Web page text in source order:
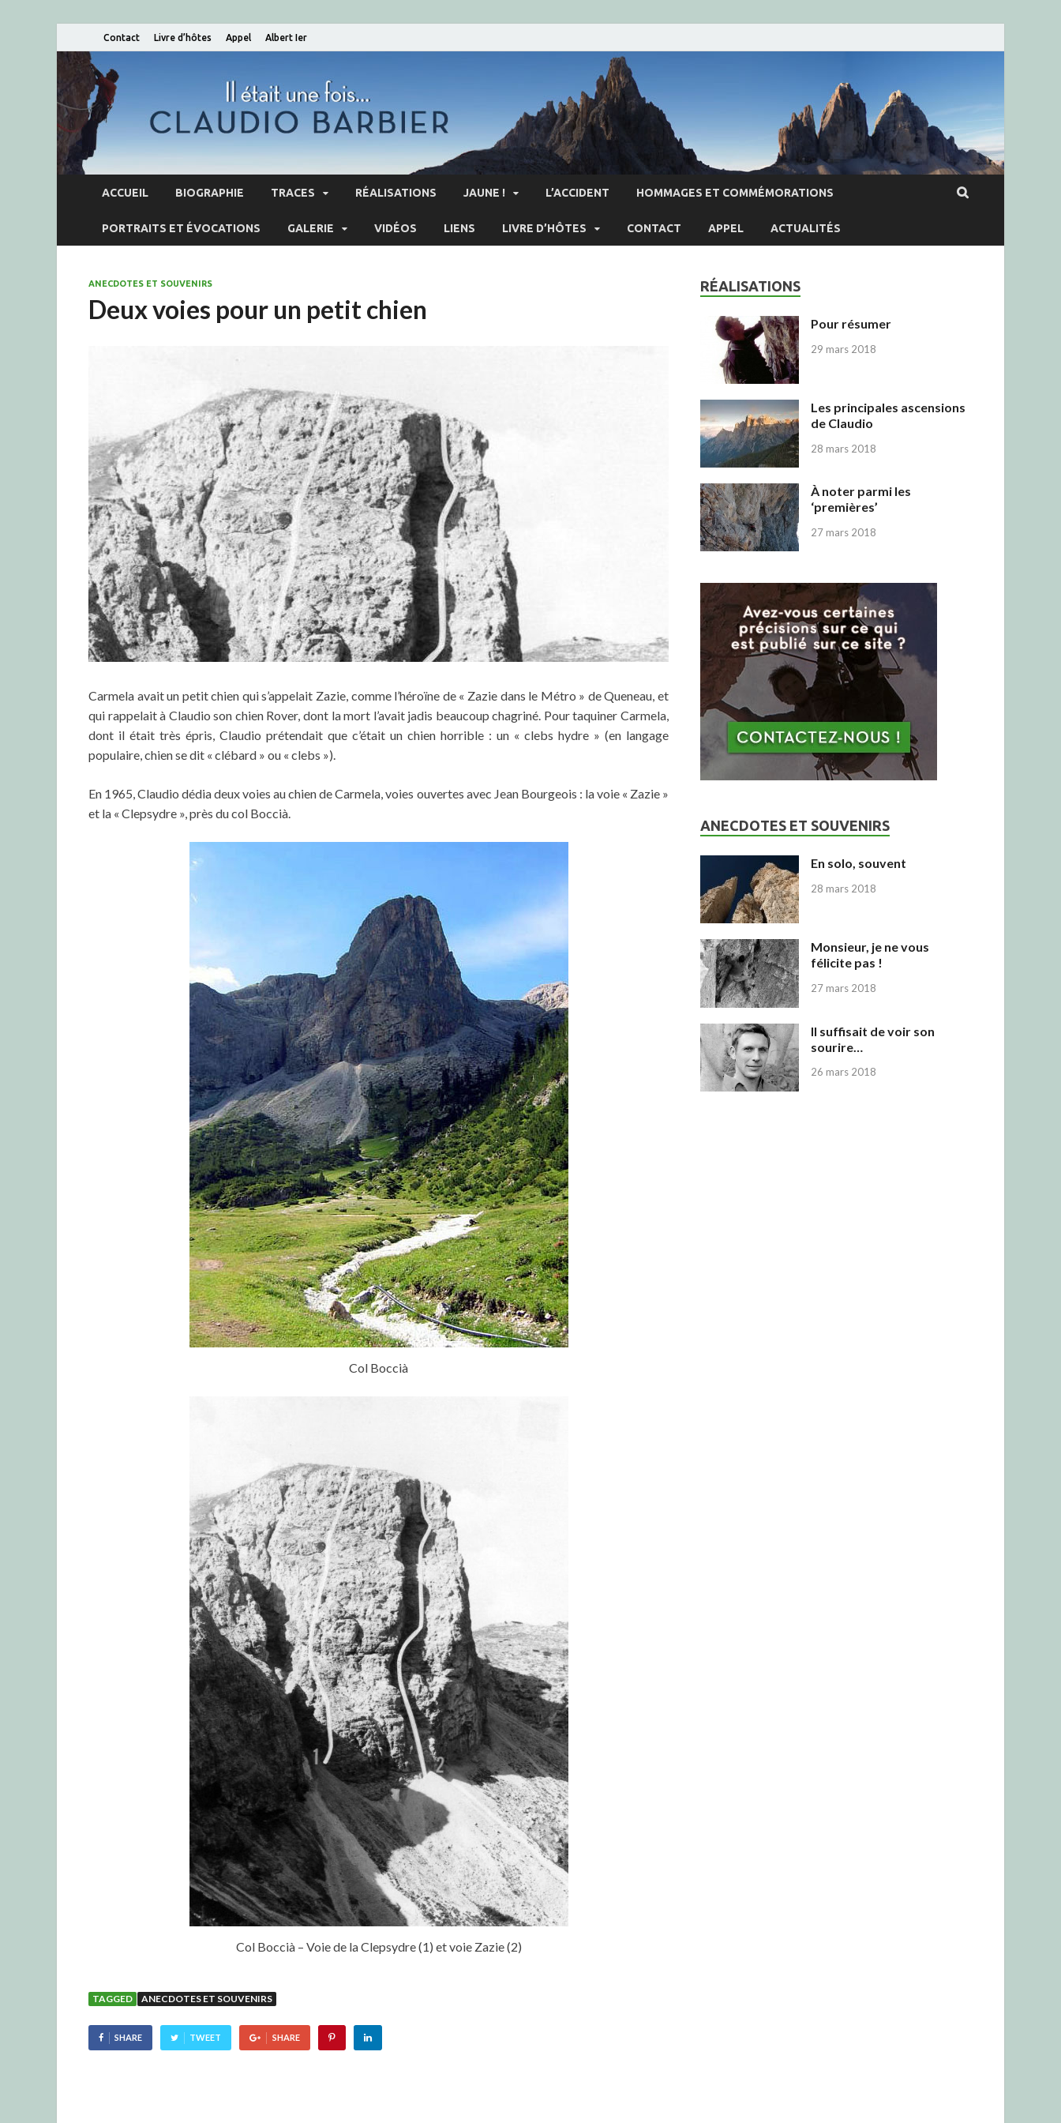
Contact Livre d’hôtes Appel Albert Ier
ACCUEIL BIOGRAPHIE TRACES RÉALISATIONS JAUNE ! L’ACCIDENT HOMMAGES ET COMMÉMORATIONS
PORTRAITS ET ÉVOCATIONS GALERIE VIDÉOS LIENS LIVRE D’HÔTES CONTACT APPEL ACTUALITÉS
ANECDOTES ET SOUVENIRS
Deux voies pour un petit chien
Carmela avait un petit chien qui s’appelait Zazie, comme l’héroïne de « Zazie dans le Métro » de Queneau, et
qui rappelait à Claudio son chien Rover, dont la mort l’avait jadis beaucoup chagriné. Pour taquiner Carmela,
dont il était très épris, Claudio prétendait que c’était un chien horrible : un « clebs hydre » (en langage
populaire, chien se dit « clébard » ou « clebs »).
En 1965, Claudio dédia deux voies au chien de Carmela, voies ouvertes avec Jean Bourgeois : la voie « Zazie »
et la « Clepsydre », près du col Boccià.
Col Boccià
Col Boccià – Voie de la Clepsydre (1) et voie Zazie (2)
TAGGED ANECDOTES ET SOUVENIRS
SHARE TWEET SHARE
RÉALISATIONS
Pour résumer
29 mars 2018
Les principales ascensions
de Claudio
28 mars 2018
À noter parmi les
‘premières’
27 mars 2018
ANECDOTES ET SOUVENIRS
En solo, souvent
28 mars 2018
Monsieur, je ne vous
félicite pas !
27 mars 2018
Il suffisait de voir son
sourire…
26 mars 2018